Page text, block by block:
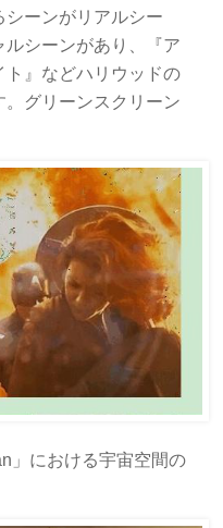
シーンがリアルシー
シーンがあり、『ア
』などハリウッドの
グリーンスクリーン
」における宇宙空間の